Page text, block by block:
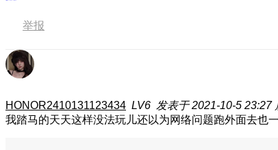
举报
HONOR2410131123434 LV6 发表于 2021-10-5 23:27
我踏马的天天这样没法玩儿还以为网络问题跑外面去也